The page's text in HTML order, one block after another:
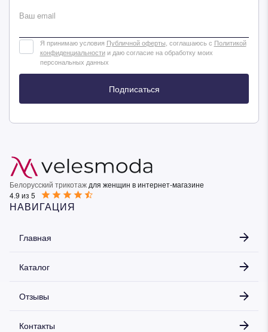
Ваш email
Я принимаю условия Публичной оферты , соглашаюсь с Политикой
конфиденциальностии даю согласие на обработку моих
персональных данных
Подписаться
Белорусский трикотаж для женщин в интернет-магазине
4.9 из 5
НАВИГАЦИЯ
Главная
Каталог
Отзывы
Контакты